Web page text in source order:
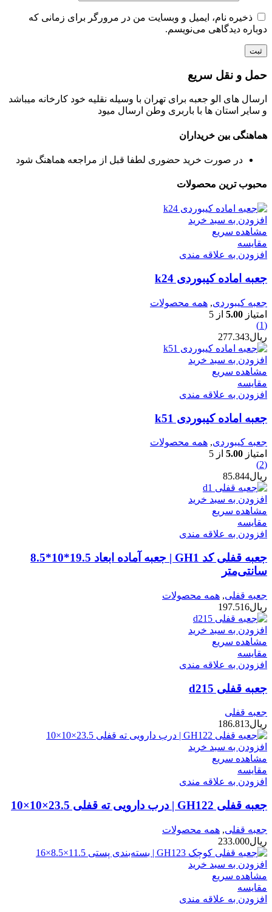
ذخیره نام، ایمیل و وبسایت من در مرورگر برای زمانی که
دوباره دیدگاهی می‌نویسم.
حمل و نقل سریع
ارسال های الو جعبه برای تهران با وسیله نقلیه خود کارخانه میباشد
و سایر استان ها با باربری وطن ارسال میود
هماهنگی بین خریداران
در صورت خرید حضوری لطفا قبل از مراجعه هماهنگ شود
محبوب ترین محصولات
افزودن به سبد خرید
مشاهده سریع
مقایسه
افزودن به علاقه مندی
جعبه اماده کیبوردی k24
جعبه کیبوردی, همه محصولات
امتیاز 5.00 از 5
(1)
ریال277.343
افزودن به سبد خرید
مشاهده سریع
مقایسه
افزودن به علاقه مندی
جعبه اماده کیبوردی k51
جعبه کیبوردی, همه محصولات
امتیاز 5.00 از 5
(2)
ریال85.844
افزودن به سبد خرید
مشاهده سریع
مقایسه
افزودن به علاقه مندی
جعبه قفلی کد GH1 | جعبه آماده ابعاد 19.5*10*8.5
سانتی‌متر
جعبه قفلی, همه محصولات
ریال197.516
افزودن به سبد خرید
مشاهده سریع
مقایسه
افزودن به علاقه مندی
جعبه قفلی d215
جعبه قفلی
ریال186.813
افزودن به سبد خرید
مشاهده سریع
مقایسه
افزودن به علاقه مندی
جعبه قفلی GH122 | درب دارویی ته قفلی 23.5×10×10
جعبه قفلی, همه محصولات
ریال233.000
افزودن به سبد خرید
مشاهده سریع
مقایسه
افزودن به علاقه مندی